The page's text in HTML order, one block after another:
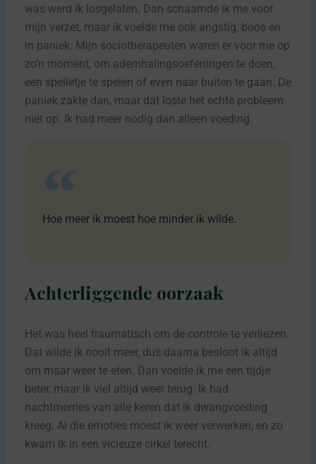
was werd ik losgelaten. Dan schaamde ik me voor
mijn verzet, maar ik voelde me ook angstig, boos en
in paniek. Mijn sociotherapeuten waren er voor me op
zo’n moment, om ademhalingsoefeningen te doen,
een spelletje te spelen of even naar buiten te gaan. De
paniek zakte dan, maar dat loste het echte probleem
niet op. Ik had meer nodig dan alleen voeding.
Hoe meer ik moest hoe minder ik wilde.
Achterliggende oorzaak
Het was heel traumatisch om de controle te verliezen.
Dat wilde ik nooit meer, dus daarna besloot ik altijd
om maar weer te eten. Dan voelde ik me een tijdje
beter, maar ik viel altijd weer terug. Ik had
nachtmerries van alle keren dat ik dwangvoeding
kreeg. Al die emoties moest ik weer verwerken, en zo
kwam ik in een vicieuze cirkel terecht.